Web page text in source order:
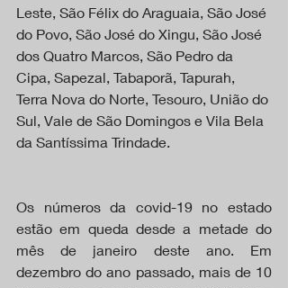
Leste, São Félix do Araguaia, São José
do Povo, São José do Xingu, São José
dos Quatro Marcos, São Pedro da
Cipa, Sapezal, Tabaporã, Tapurah,
Terra Nova do Norte, Tesouro, União do
Sul, Vale de São Domingos e Vila Bela
da Santíssima Trindade.
Os números da covid-19 no estado
estão em queda desde a metade do
mês de janeiro deste ano. Em
dezembro do ano passado, mais de 10